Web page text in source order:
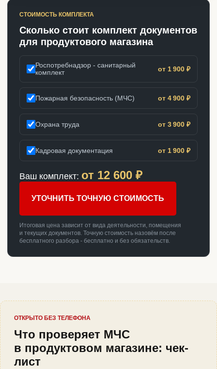
СТОИМОСТЬ КОМПЛЕКТА
Сколько стоит комплект документов
для продуктового магазина
Роспотребнадзор - санитарный
комплект
от 1 900 ₽
Пожарная безопасность (МЧС) от 4 900 ₽
Охрана труда от 3 900 ₽
Кадровая документация от 1 900 ₽
Ваш комплект: от 12 600 ₽
УТОЧНИТЬ ТОЧНУЮ СТОИМОСТЬ
Итоговая цена зависит от вида деятельности, помещения
и текущих документов. Точную стоимость назовём после
бесплатного разбора - бесплатно и без обязательств.
ОТКРЫТО БЕЗ ТЕЛЕФОНА
Что проверяет МЧС
в продуктовом магазине: чек-
лист